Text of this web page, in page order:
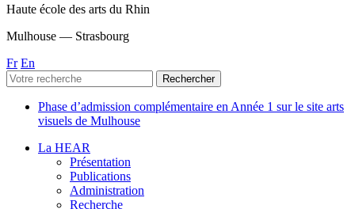
Haute école des arts du Rhin
Mulhouse — Strasbourg
Fr En
Phase d’admission complémentaire en Année 1 sur le site arts
visuels de Mulhouse
La HEAR
Présentation
Publications
Administration
Recherche